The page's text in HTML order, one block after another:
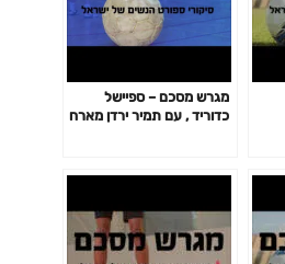
מגרש מסכם – ספיישל
כדוריד , עם תמיר ירדן מארח